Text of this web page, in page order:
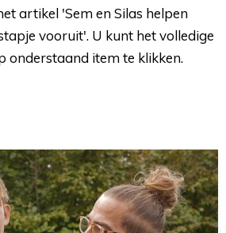
artikel 'Sem en Silas helpen
vooruit'. U kunt het volledige
onderstaand item te klikken.